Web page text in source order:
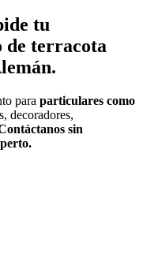
tu
de terracota
para particulares como
decoradores,
sin